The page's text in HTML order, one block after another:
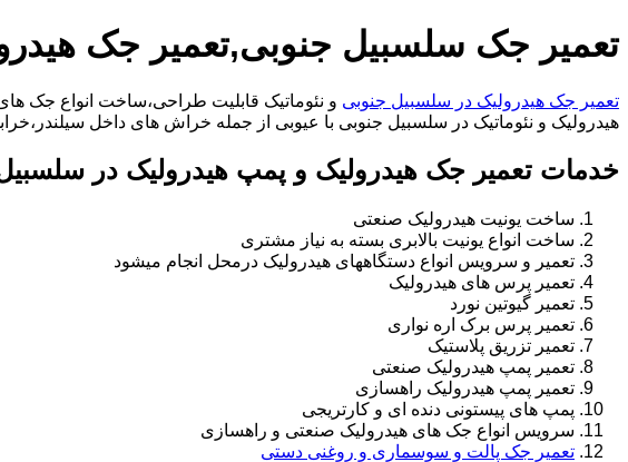
تعمیر جک سلسبیل جنوبی,تعمیر جک
تعمیر جک هیدرولیک در سلسبیل جنوبی و نئوماتیک قابلیت طراحی،ساخت انواع جک
هیدرولیک و نئوماتیک در سلسبیل جنوبی با عیوبی از جمله خراش های داخل سیلندر،خرابی راد،تعویض و تغییر
خدمات تعمیر جک هیدرولیک و پمپ هیدرولیک در
ساخت یونیت هیدرولیک صنعتی
ساخت انواع یونیت بالابری بسته به نیاز مشتری
تعمیر و سرویس انواع دستگاههای هیدرولیک درمحل انجام میشود
تعمیر پرس های هیدرولیک
تعمیر گیوتین نورد
تعمیر پرس برک اره نواری
تعمیر تزریق پلاستیک
تعمیر پمپ هیدرولیک صنعتی
تعمیر پمپ هیدرولیک راهسازی
پمپ های پیستونی دنده ای و کارتریجی
سرویس انواع جک های هیدرولیک صنعتی و راهسازی
تعمیر جک پالت و سوسماری و روغنی دستی